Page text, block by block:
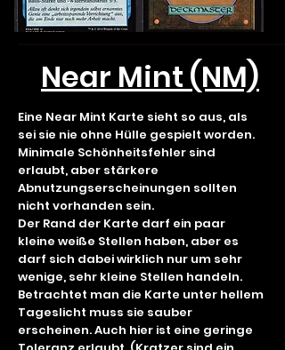
Near Mint (NM)
Eine Near Mint Karte sieht so aus, als
sei sie nie ohne Hülle gespielt worden.
Minimale Schönheitsfehler sind
erlaubt, aber stärkere
Abnutzungserscheinungen sollten
nicht vorhanden sein.
Der Rand der Karte darf ein paar
kleine weiße Stellen haben, aber es
darf sich dabei wirklich nur um sehr
wenige, sehr kleine Stellen handeln.
Betrachtet man die Karte unter hellem
Tageslicht muss sie sauber
erscheinen. Auch hier ist eine geringe